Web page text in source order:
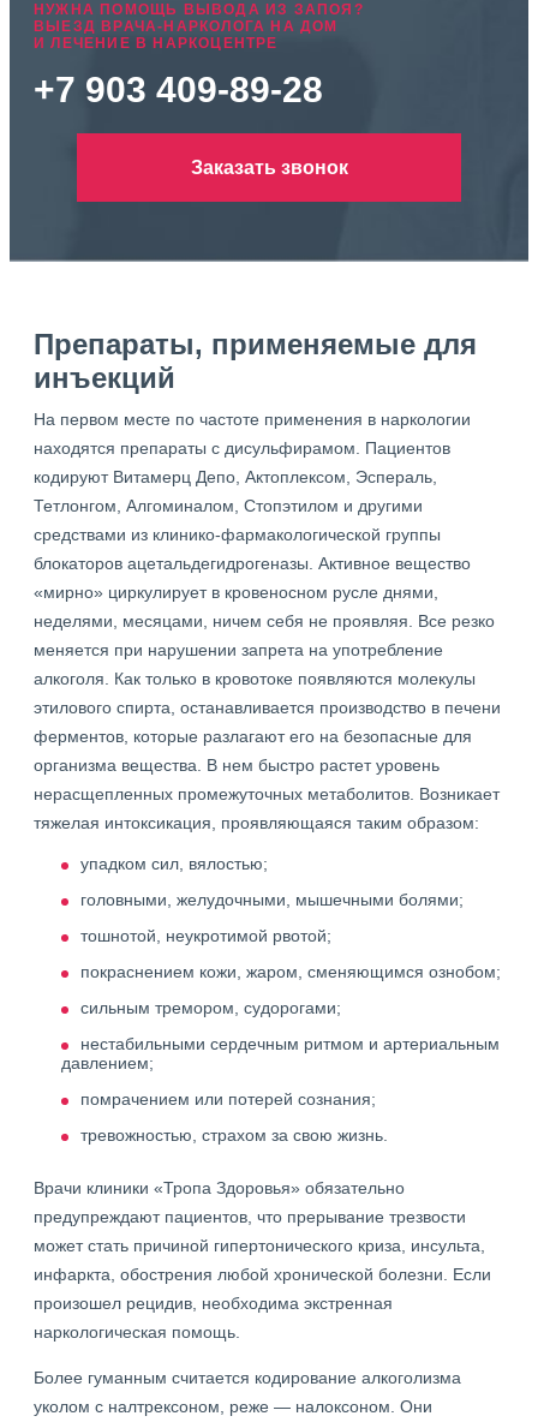
НУЖНА ПОМОЩЬ ВЫВОДА ИЗ ЗАПОЯ?
ВЫЕЗД ВРАЧА-НАРКОЛОГА НА ДОМ
И ЛЕЧЕНИЕ В НАРКОЦЕНТРЕ
+7 903 409-89-28
Заказать звонок
Препараты, применяемые для
инъекций
На первом месте по частоте применения в наркологии
находятся препараты с дисульфирамом. Пациентов
кодируют Витамерц Депо, Актоплексом, Эспераль,
Тетлонгом, Алгоминалом, Стопэтилом и другими
средствами из клинико-фармакологической группы
блокаторов ацетальдегидрогеназы. Активное вещество
«мирно» циркулирует в кровеносном русле днями,
неделями, месяцами, ничем себя не проявляя. Все резко
меняется при нарушении запрета на употребление
алкоголя. Как только в кровотоке появляются молекулы
этилового спирта, останавливается производство в печени
ферментов, которые разлагают его на безопасные для
организма вещества. В нем быстро растет уровень
нерасщепленных промежуточных метаболитов. Возникает
тяжелая интоксикация, проявляющаяся таким образом:
упадком сил, вялостью;
головными, желудочными, мышечными болями;
тошнотой, неукротимой рвотой;
покраснением кожи, жаром, сменяющимся ознобом;
сильным тремором, судорогами;
нестабильными сердечным ритмом и артериальным
давлением;
помрачением или потерей сознания;
тревожностью, страхом за свою жизнь.
Врачи клиники «Тропа Здоровья» обязательно
предупреждают пациентов, что прерывание трезвости
может стать причиной гипертонического криза, инсульта,
инфаркта, обострения любой хронической болезни. Если
произошел рецидив, необходима экстренная
наркологическая помощь.
Более гуманным считается кодирование алкоголизма
уколом с налтрексоном, реже — налоксоном. Они